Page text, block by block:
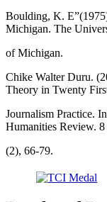
Boulding, K.
Michigan. The
of Michigan.
Chike Walter Duru.
Theory in Twenty
Journalism Practice.
Humanities Review. 8
(2), 66-79.